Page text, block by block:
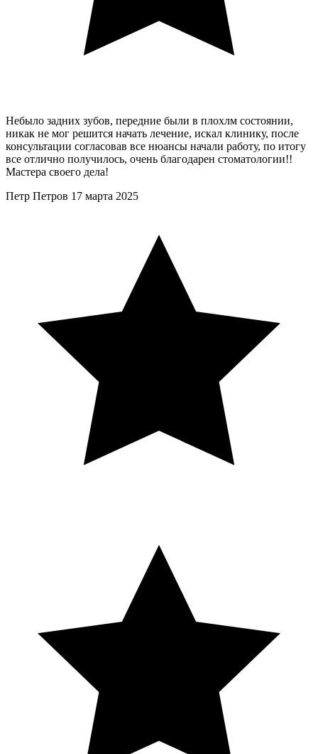
Небыло задних зубов, передние были в плохлм состоянии,
никак не мог решится начать лечение, искал клинику, после
консультации согласовав все нюансы начали работу, по итогу
все отлично получилось, очень благодарен стоматологии!!
Мастера своего дела!
Петр Петров 17 марта 2025